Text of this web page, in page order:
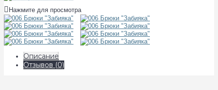
Нажмите для просмотра
Описание
Отзывов (0)